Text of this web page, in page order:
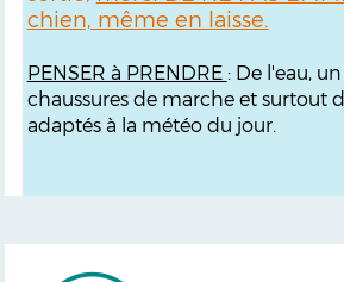
chien, même en laisse.
PENSER à PRENDRE : De l'eau,
chaussures de marche et surtout
adaptés à la météo du jour.